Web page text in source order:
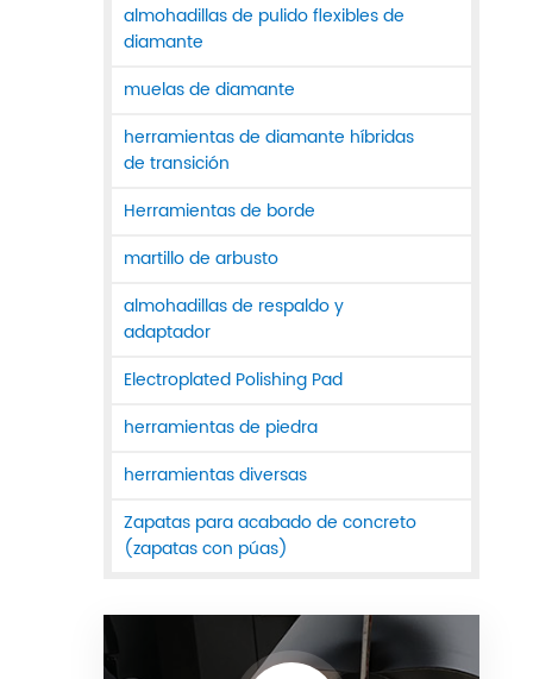
almohadillas de pulido flexibles de
diamante
muelas de diamante
herramientas de diamante híbridas
de transición
Herramientas de borde
martillo de arbusto
almohadillas de respaldo y
adaptador
Electroplated Polishing Pad
herramientas de piedra
herramientas diversas
Zapatas para acabado de concreto
(zapatas con púas)